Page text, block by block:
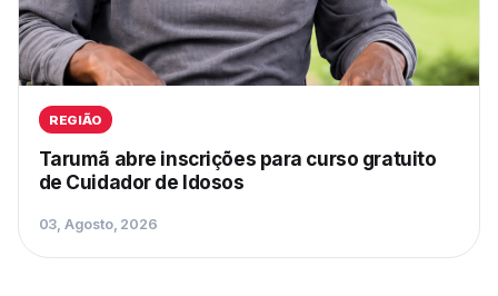
REGIÃO
Tarumã abre inscrições para curso gratuito
de Cuidador de Idosos
03, Agosto, 2026